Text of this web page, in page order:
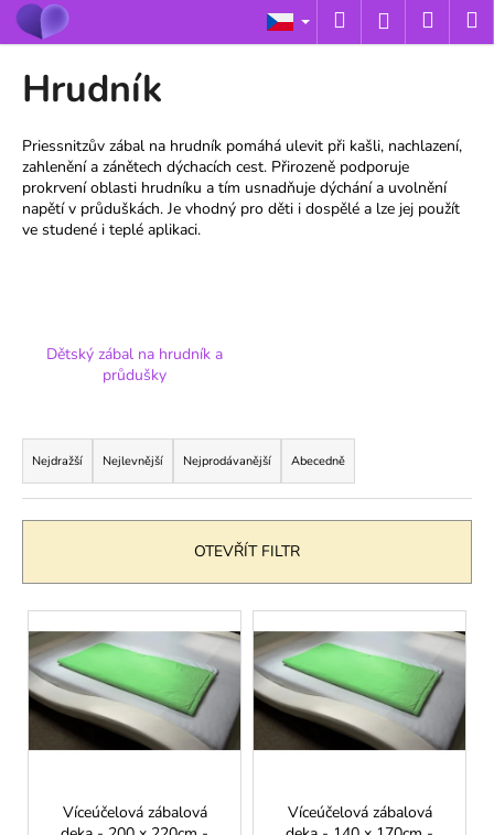
Přejít
obsah
HledatPřihlášení
Hrudník
Priessnitzův zábal na hrudník pomáhá ulevit při kašli, nachlazení,
zahlenění a zánětech dýchacích cest. Přirozeně podporuje
prokrvení oblasti hrudníku a tím usnadňuje dýchání a uvolnění
napětí v průduškách. Je vhodný pro děti i dospělé a lze jej použít
ve studené i teplé aplikaci.
Dětský zábal na hrudník a
průdušky
Ř
a
z
e
í
p
r
o
d
u
k
Nejdražší Nejlevnější Nejprodávanější Abecedně
OTEVŘÍT FILTR
V
ý
p
p
Víceúčelová zábalová
Víceúčelová zábalová
o
o
p
o
t
t
e
n
a
í
t
?
HLEDAT